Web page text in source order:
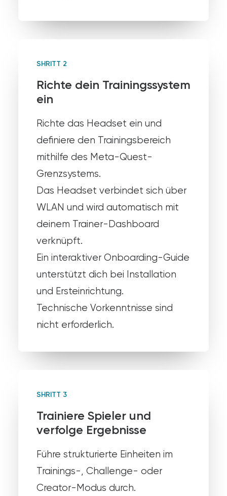
SHRITT 2
Richte dein Trainingssystem
ein
Richte das Headset ein und
definiere den Trainingsbereich
mithilfe des Meta-Quest-
Grenzsystems.
Das Headset verbindet sich über
WLAN und wird automatisch mit
deinem Trainer-Dashboard
verknüpft.
Ein interaktiver Onboarding-Guide
unterstützt dich bei Installation
und Ersteinrichtung.
Technische Vorkenntnisse sind
nicht erforderlich.
SHRITT 3
Trainiere Spieler und
verfolge Ergebnisse
Führe strukturierte Einheiten im
Trainings-, Challenge- oder
Creator-Modus durch.